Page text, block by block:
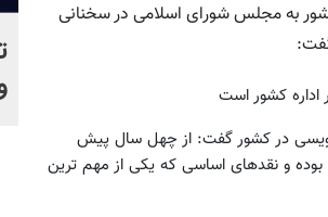
ایران پیش از تقدیم لایحه بودجه سال 1387 کل کشور به مجلس شورای اسلامی در سخنانی
کشور است
نویسی در کشور گفت: از چهل سال پیش
بوده و نقدهای اساسی که یکی از مهم ترین
انتشار برای اولین بار؛ واکنش
شهید لاریجانی به رد صلاحیت
خود + ویدئو